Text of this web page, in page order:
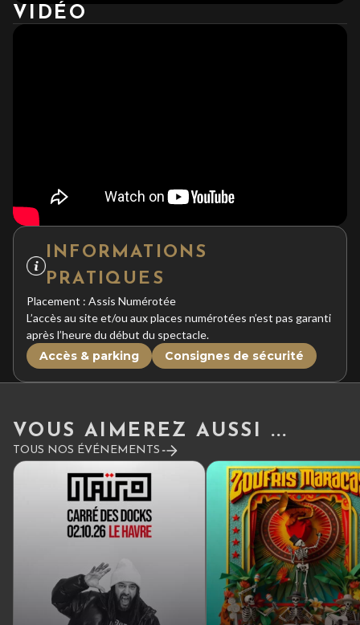
VIDÉO
INFORMATIONS
PRATIQUES
Placement : Assis Numérotée
L’accès au site et/ou aux places numérotées n’est pas garanti
après l’heure du début du spectacle.
Accès & parking Consignes de sécurité
VOUS AIMEREZ AUSSI ...
TOUS NOS ÉVÉNEMENTS